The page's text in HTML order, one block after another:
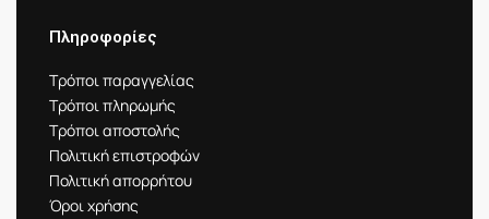
Πληροφορίες
Τρόποι παραγγελίας
Τρόποι πληρωμής
Τρόποι αποστολής
Πολιτική επιστροφών
Πολιτική απορρήτου
Όροι χρήσης